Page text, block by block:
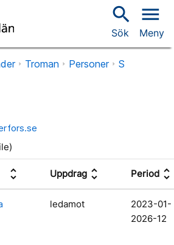
search
Sök
menu
Meny
Troman Personer S
unfold_more Uppdrag unfold_more Period unfold_more
ledamot
2023-01-
2026-12